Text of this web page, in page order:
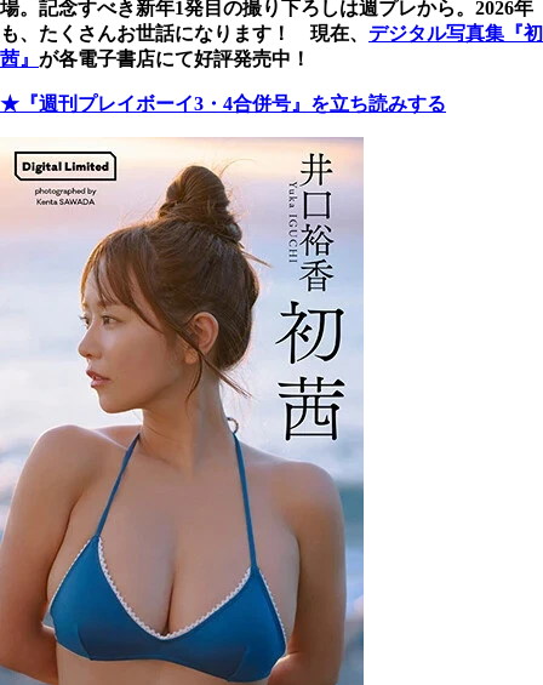
場。記念すべき新年1発目の撮り下ろしは週プレから。2026年
も、たくさんお世話になります！ 現在、 デジタル写真集『初
茜』 が各電子書店にて好評発売中！
★『週刊プレイボーイ3・4合併号』を立ち読みする